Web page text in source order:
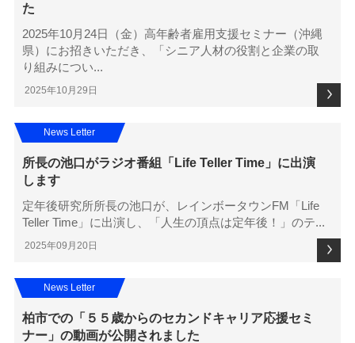
た
2025年10月24日（金）高年齢者雇用支援セミナー（沖縄
県）にお招きいただき、「シニア人材の役割と企業の取
り組みについ...
2025年10月29日
所長の池口がラジオ番組「Life Teller Time」に出演
します
定年後研究所所長の池口が、レインボータウンFM「Life
Teller Time」に出演し、「人生の頂点は定年後！」のテ...
2025年09月20日
News Letter
柏市での「５５歳からのセカンドキャリア応援セミ
ナー」の動画が公開されました
News Letter